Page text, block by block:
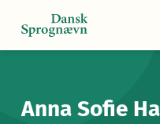
Anna Sofie